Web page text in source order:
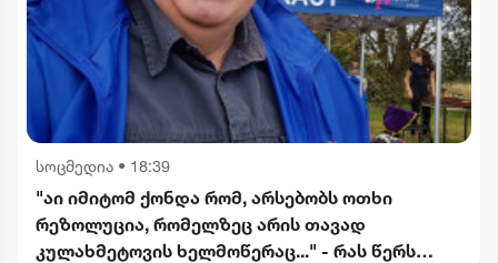
სოცმედია • 18:39
"აი იმიტომ ქონდა რომ, არსებობს ოთხი
რეზოლუცია, რომელზეც არის თავად
კულახმეტოვის ხელმოწერაც..." - რას წერს